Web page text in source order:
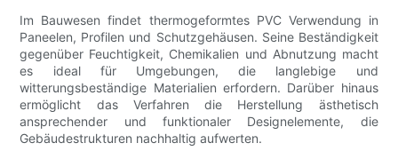
Im Bauwesen findet thermogeformtes PVC Verwendung in
Paneelen, Profilen und Schutzgehäusen. Seine Beständigkeit
gegenüber Feuchtigkeit, Chemikalien und Abnutzung macht
es ideal für Umgebungen, die langlebige und
witterungsbeständige Materialien erfordern. Darüber hinaus
ermöglicht das Verfahren die Herstellung ästhetisch
ansprechender und funktionaler Designelemente, die
Gebäudestrukturen nachhaltig aufwerten.